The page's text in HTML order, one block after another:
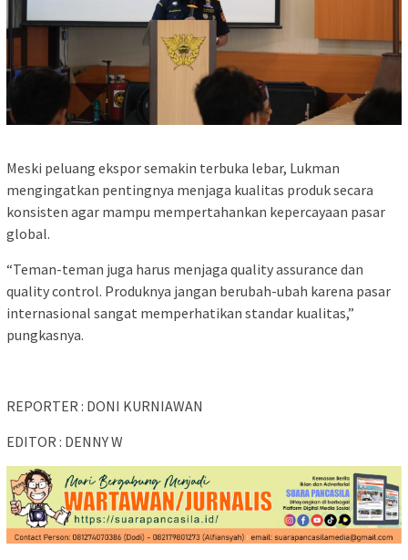
Meski peluang ekspor semakin terbuka lebar, Lukman
mengingatkan pentingnya menjaga kualitas produk secara
konsisten agar mampu mempertahankan kepercayaan pasar
global.
“Teman-teman juga harus menjaga quality assurance dan
quality control. Produknya jangan berubah-ubah karena pasar
internasional sangat memperhatikan standar kualitas,”
pungkasnya.
REPORTER : DONI KURNIAWAN
EDITOR : DENNY W